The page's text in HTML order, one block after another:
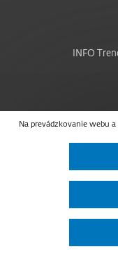
Na prevádzkovanie webu
INFO